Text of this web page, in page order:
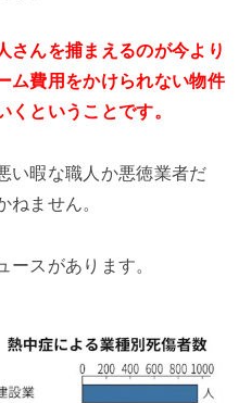
さんを捕まえるのが今より
ム費用をかけられない物件
くということです。
い暇な職人か悪徳業者だ
ねません。
ースがあります。